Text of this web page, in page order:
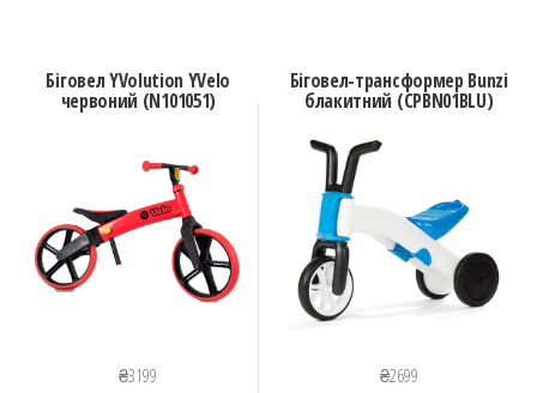
Біговел YVolution YVelo
червоний (N101051)
₴3199
Біговел-трансформер Bunzi
блакитний (CPBN01BLU)
₴2699